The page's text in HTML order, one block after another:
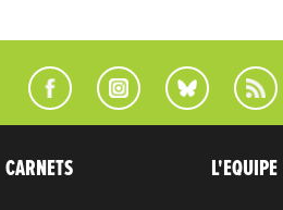
CARNETS L'EQUIPE